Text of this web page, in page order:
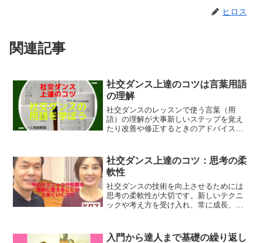
ヒロス
関連記事
社交ダンス上達のコツは言葉用語
の理解
社交ダンスのレッスンで使う言葉（用
語）の理解が大事新しいステップを覚え
たり改善や修正するときのアドバイスを
（シューズ）や脚の位置に関しては ・
横におく ・アクロスする ・...
社交ダンス上達のコツ：思考の柔
軟性
社交ダンスの技術を向上させるためには
思考の柔軟性が大切です。新しいテクニ
ックや考え方を受け入れ、常に成長、上
入門から達人まで基礎の繰り返し